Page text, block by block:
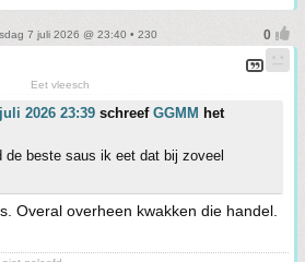
7 juli 2026 @ 23:40 • 230
Eet vleesch
2026 23:39 schreef GGMM het
de beste saus ik eet dat bij zoveel
Overal overheen kwakken die handel.